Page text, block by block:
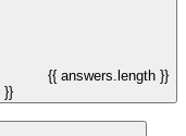
{{ answers.length }}
}}